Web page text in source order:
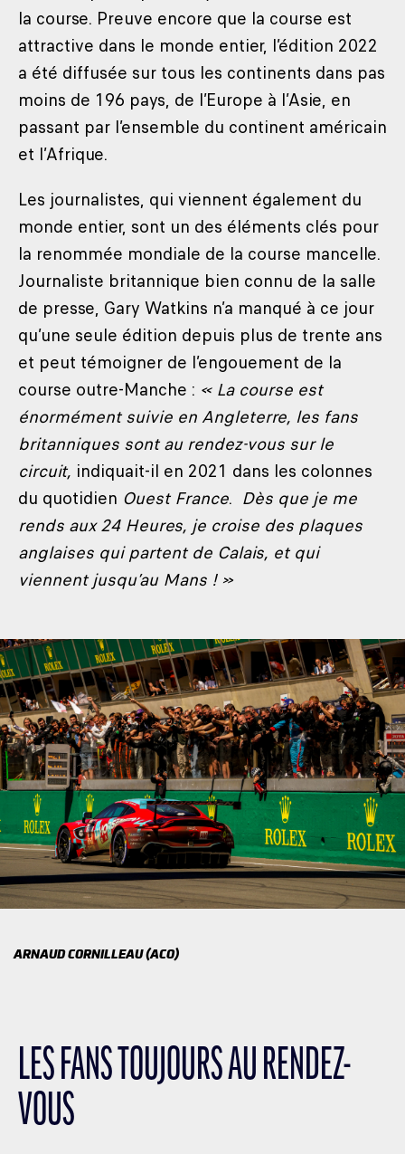
la course. Preuve encore que la course est
attractive dans le monde entier, l’édition 2022
a été diffusée sur tous les continents dans pas
moins de 196 pays, de l’Europe à l’Asie, en
passant par l’ensemble du continent américain
et l’Afrique.
Les journalistes, qui viennent également du
monde entier, sont un des éléments clés pour
la renommée mondiale de la course mancelle.
Journaliste britannique bien connu de la salle
de presse, Gary Watkins n’a manqué à ce jour
qu’une seule édition depuis plus de trente ans
et peut témoigner de l’engouement de la
course outre-Manche : « La course est
énormément suivie en Angleterre, les fans
britanniques sont au rendez-vous sur le
circuit, indiquait-il en 2021 dans les colonnes
du quotidien Ouest France. Dès que je me
rends aux 24 Heures, je croise des plaques
anglaises qui partent de Calais, et qui
viennent jusqu’au Mans ! »
ARNAUD CORNILLEAU (ACO)
LES FANS TOUJOURS AU RENDEZ-
VOUS